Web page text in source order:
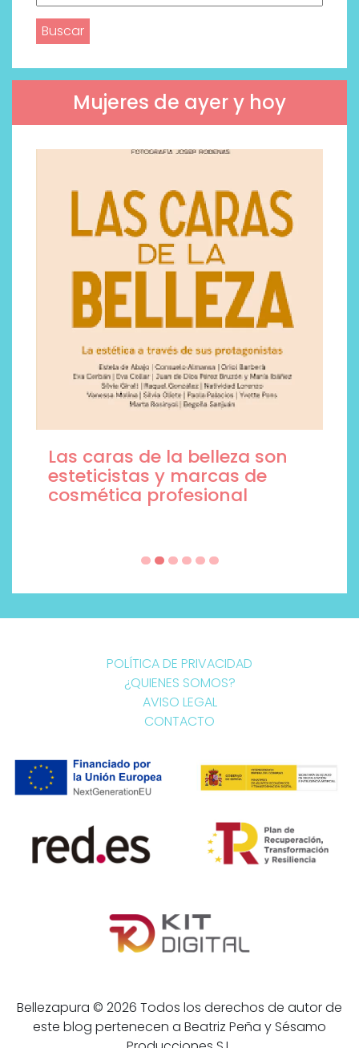
Mujeres de ayer y hoy
Las caras de la belleza son
esteticistas y marcas de
cosmética profesional
POLÍTICA DE PRIVACIDAD
¿QUIENES SOMOS?
AVISO LEGAL
CONTACTO
Bellezapura © 2026 Todos los derechos de autor de
este blog pertenecen a Beatriz Peña y Sésamo